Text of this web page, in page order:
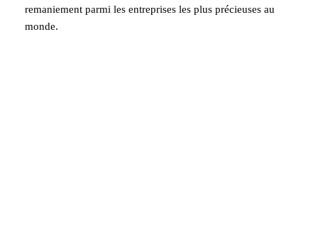
remaniement parmi les entreprises les plus précieuses au
monde.